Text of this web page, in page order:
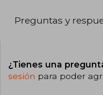
Preguntas y
¿Tienes una
sesión para poder